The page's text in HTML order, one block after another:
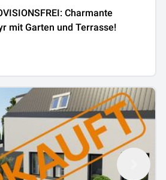
Charmante
mit Garten und Terrasse!